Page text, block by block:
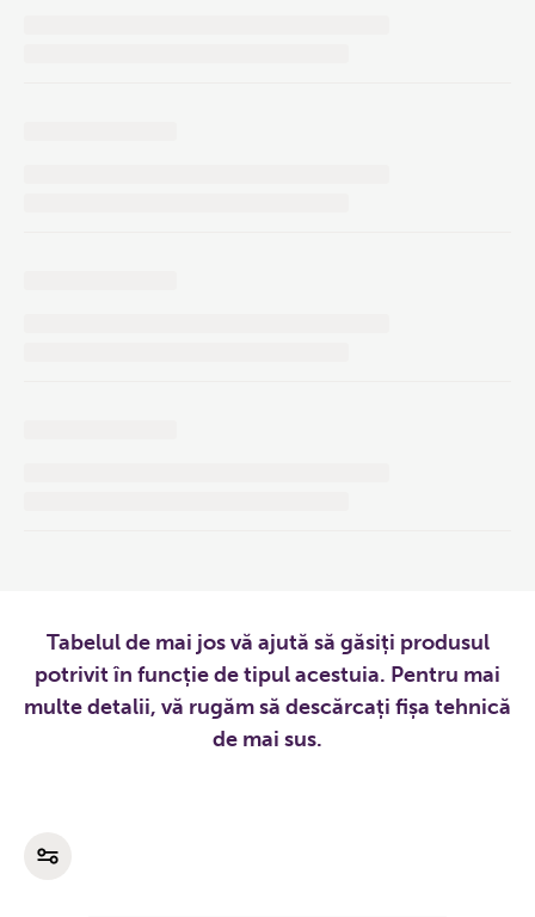
Tabelul de mai jos vă ajută să găsiți produsul
potrivit în funcție de tipul acestuia. Pentru mai
multe detalii, vă rugăm să descărcați fișa tehnică
de mai sus.